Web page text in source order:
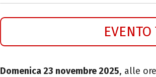
Domenica 23 novembre 2025, alle